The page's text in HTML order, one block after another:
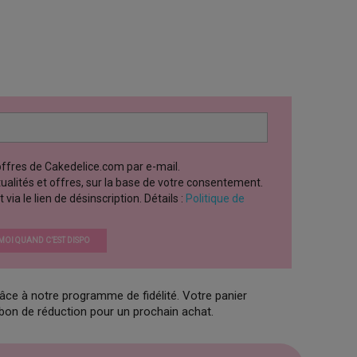
de Cakedelice.com par e-mail.
et offres, sur la base de votre consentement.
le lien de désinscription. Détails : Politique de
QUAND C’EST DISPO
à notre programme de fidélité. Votre panier
de réduction pour un prochain achat.